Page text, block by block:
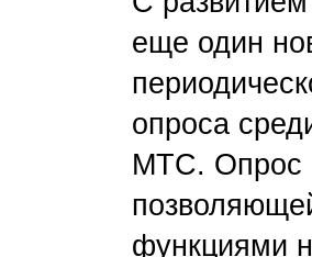
еще один
опроса
МТС. Опрос
функциями